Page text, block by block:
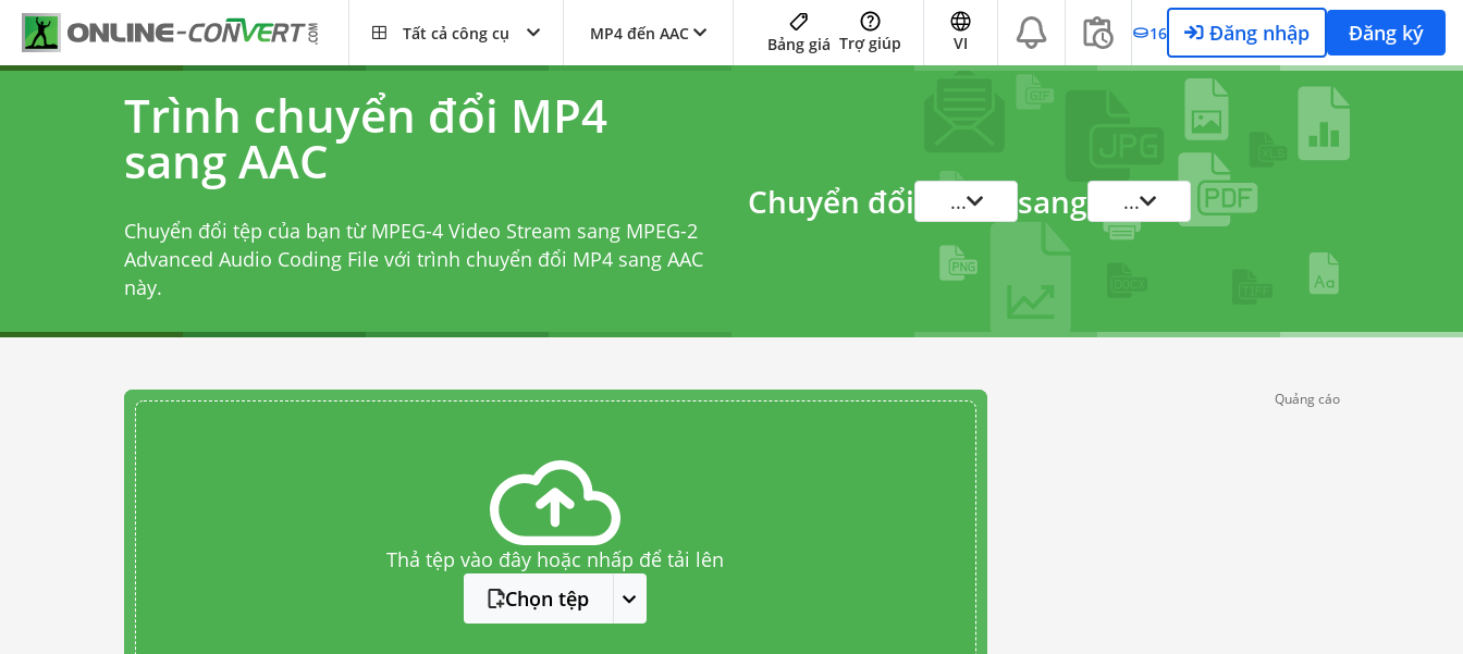
Tất cả công cụ MP4 đến AAC
Bảng giá Trợ giúp VI 16 Đăng nhập Đăng ký
Trình chuyển đổi MP4
sang AAC
Chuyển đổi tệp của bạn từ MPEG-4 Video Stream sang MPEG-2
Advanced Audio Coding File với trình chuyển đổi MP4 sang AAC
này.
Chuyển đổi ... sang ...
Thả tệp vào đây hoặc nhấp để tải lên
Chọn tệp
Quảng cáo